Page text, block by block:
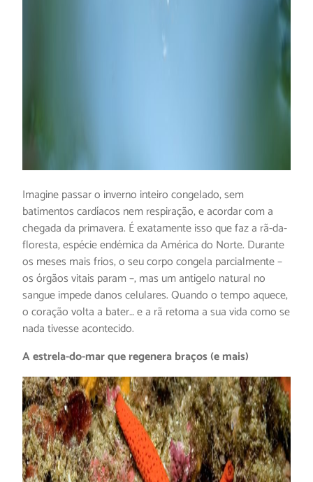
Imagine passar o inverno inteiro congelado, sem
batimentos cardíacos nem respiração, e acordar com a
chegada da primavera. É exatamente isso que faz a rã-da-
floresta, espécie endémica da América do Norte. Durante
os meses mais frios, o seu corpo congela parcialmente –
os órgãos vitais param –, mas um antigelo natural no
sangue impede danos celulares. Quando o tempo aquece,
o coração volta a bater… e a rã retoma a sua vida como se
nada tivesse acontecido.
A estrela-do-mar que regenera braços (e mais)